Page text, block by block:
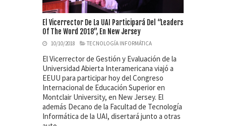
El Vicerrector De La UAI Participará Del “Leaders
Of The Word 2018”, En New Jersey
10/10/2018 TECNOLOGÍA INFORMÁTICA
El Vicerrector de Gestión y Evaluación de la
Universidad Abierta Interamericana viajó a
EEUU para participar hoy del Congreso
Internacional de Educación Superior en
Montclair University, en New Jersey. El
además Decano de la Facultad de Tecnología
Informática de la UAI, disertará junto a otras